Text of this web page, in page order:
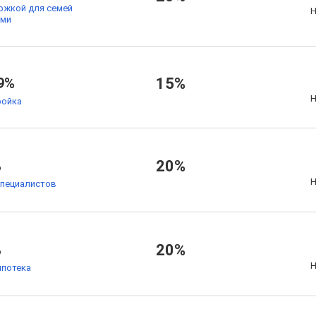
для семей
15%
20%
20%